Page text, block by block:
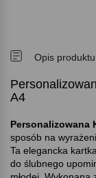
Opis produktu
A4
Personalizowana
sposób na
Ta elegancka
do ślubnego